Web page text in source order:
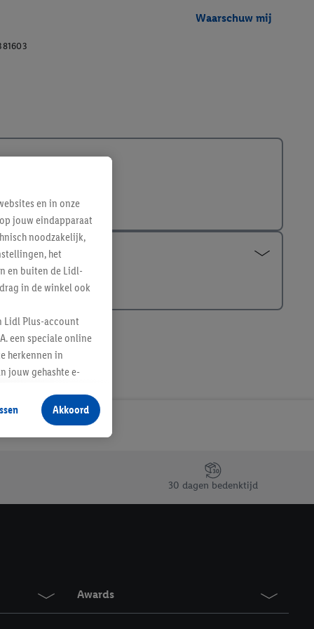
Waarschuw mij
30 dagen bedenktijd
Awards
en in onze
jouw eindapparaat
noodzakelijk,
het
en buiten de Lidl-
in de winkel ook
Lidl Plus-account
een speciale online
herkennen in
jouw gehashte e-
producten waarin je
te plaatsen
jouw gehashte e-
kunnen worden
vergelijkbare
Meer informatie,
Akkoord